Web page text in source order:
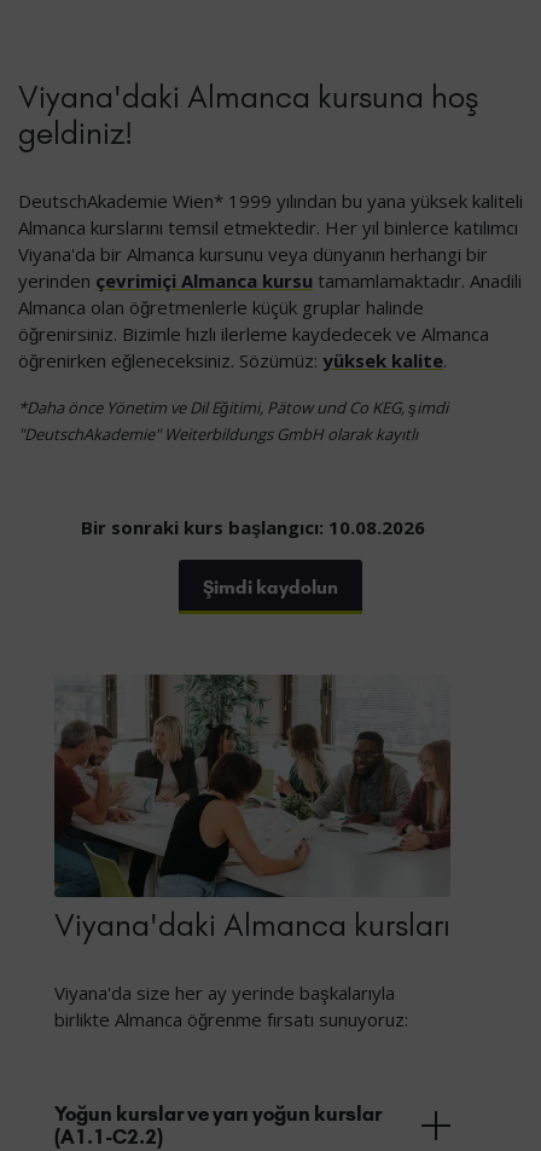
Viyana'daki Almanca kursuna hoş
geldiniz!
DeutschAkademie Wien* 1999 yılından bu yana yüksek kaliteli
Almanca kurslarını temsil etmektedir. Her yıl binlerce katılımcı
Viyana'da bir Almanca kursunu veya dünyanın herhangi bir
yerinden çevrimiçi Almanca kursu tamamlamaktadır. Anadili
Almanca olan öğretmenlerle küçük gruplar halinde
öğrenirsiniz. Bizimle hızlı ilerleme kaydedecek ve Almanca
öğrenirken eğleneceksiniz. Sözümüz: yüksek kalite.
*Daha önce Yönetim ve Dil Eğitimi, Pätow und Co KEG, şimdi
"DeutschAkademie" Weiterbildungs GmbH olarak kayıtlı
Bir sonraki kurs başlangıcı: 10.08.2026
Şimdi kaydolun
Viyana'daki Almanca kursları
Viyana'da size her ay yerinde başkalarıyla
birlikte Almanca öğrenme fırsatı sunuyoruz:
Yoğun kurslar ve yarı yoğun kurslar
(A1.1-C2.2)